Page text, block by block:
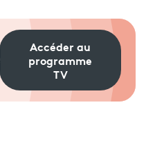
Accéder au
programme
TV